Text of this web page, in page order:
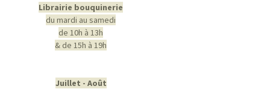
Librairie bouquinerie
du mardi au samedi
de 10h à 13h
& de 15h à 19h
Juillet - Août